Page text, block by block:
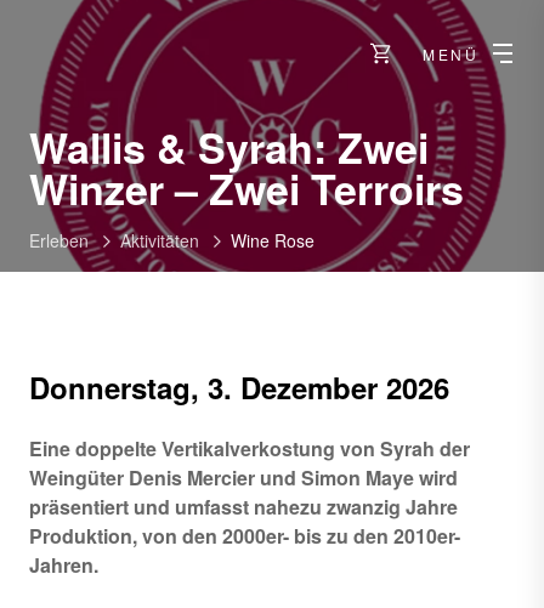
MENÜ
Wallis & Syrah: Zwei
Winzer – Zwei Terroirs
Erleben Aktivitäten Wine Rose
Donnerstag, 3. Dezember 2026
Eine doppelte Vertikalverkostung von Syrah der
Weingüter Denis Mercier und Simon Maye wird
präsentiert und umfasst nahezu zwanzig Jahre
Produktion, von den 2000er- bis zu den 2010er-
Jahren.